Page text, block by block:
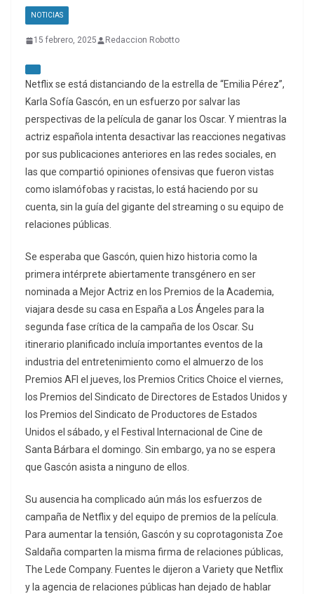
NOTICIAS
15 febrero, 2025 Redaccion Robotto
Netflix se está distanciando de la estrella de “Emilia Pérez”,
Karla Sofía Gascón, en un esfuerzo por salvar las
perspectivas de la película de ganar los Oscar. Y mientras la
actriz española intenta desactivar las reacciones negativas
por sus publicaciones anteriores en las redes sociales, en
las que compartió opiniones ofensivas que fueron vistas
como islamófobas y racistas, lo está haciendo por su
cuenta, sin la guía del gigante del streaming o su equipo de
relaciones públicas.
Se esperaba que Gascón, quien hizo historia como la
primera intérprete abiertamente transgénero en ser
nominada a Mejor Actriz en los Premios de la Academia,
viajara desde su casa en España a Los Ángeles para la
segunda fase crítica de la campaña de los Oscar. Su
itinerario planificado incluía importantes eventos de la
industria del entretenimiento como el almuerzo de los
Premios AFI el jueves, los Premios Critics Choice el viernes,
los Premios del Sindicato de Directores de Estados Unidos y
los Premios del Sindicato de Productores de Estados
Unidos el sábado, y el Festival Internacional de Cine de
Santa Bárbara el domingo. Sin embargo, ya no se espera
que Gascón asista a ninguno de ellos.
Su ausencia ha complicado aún más los esfuerzos de
campaña de Netflix y del equipo de premios de la película.
Para aumentar la tensión, Gascón y su coprotagonista Zoe
Saldaña comparten la misma firma de relaciones públicas,
The Lede Company. Fuentes le dijeron a Variety que Netflix
y la agencia de relaciones públicas han dejado de hablar